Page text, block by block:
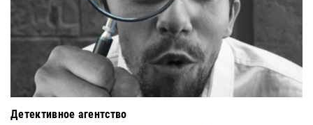
Детективное агентство